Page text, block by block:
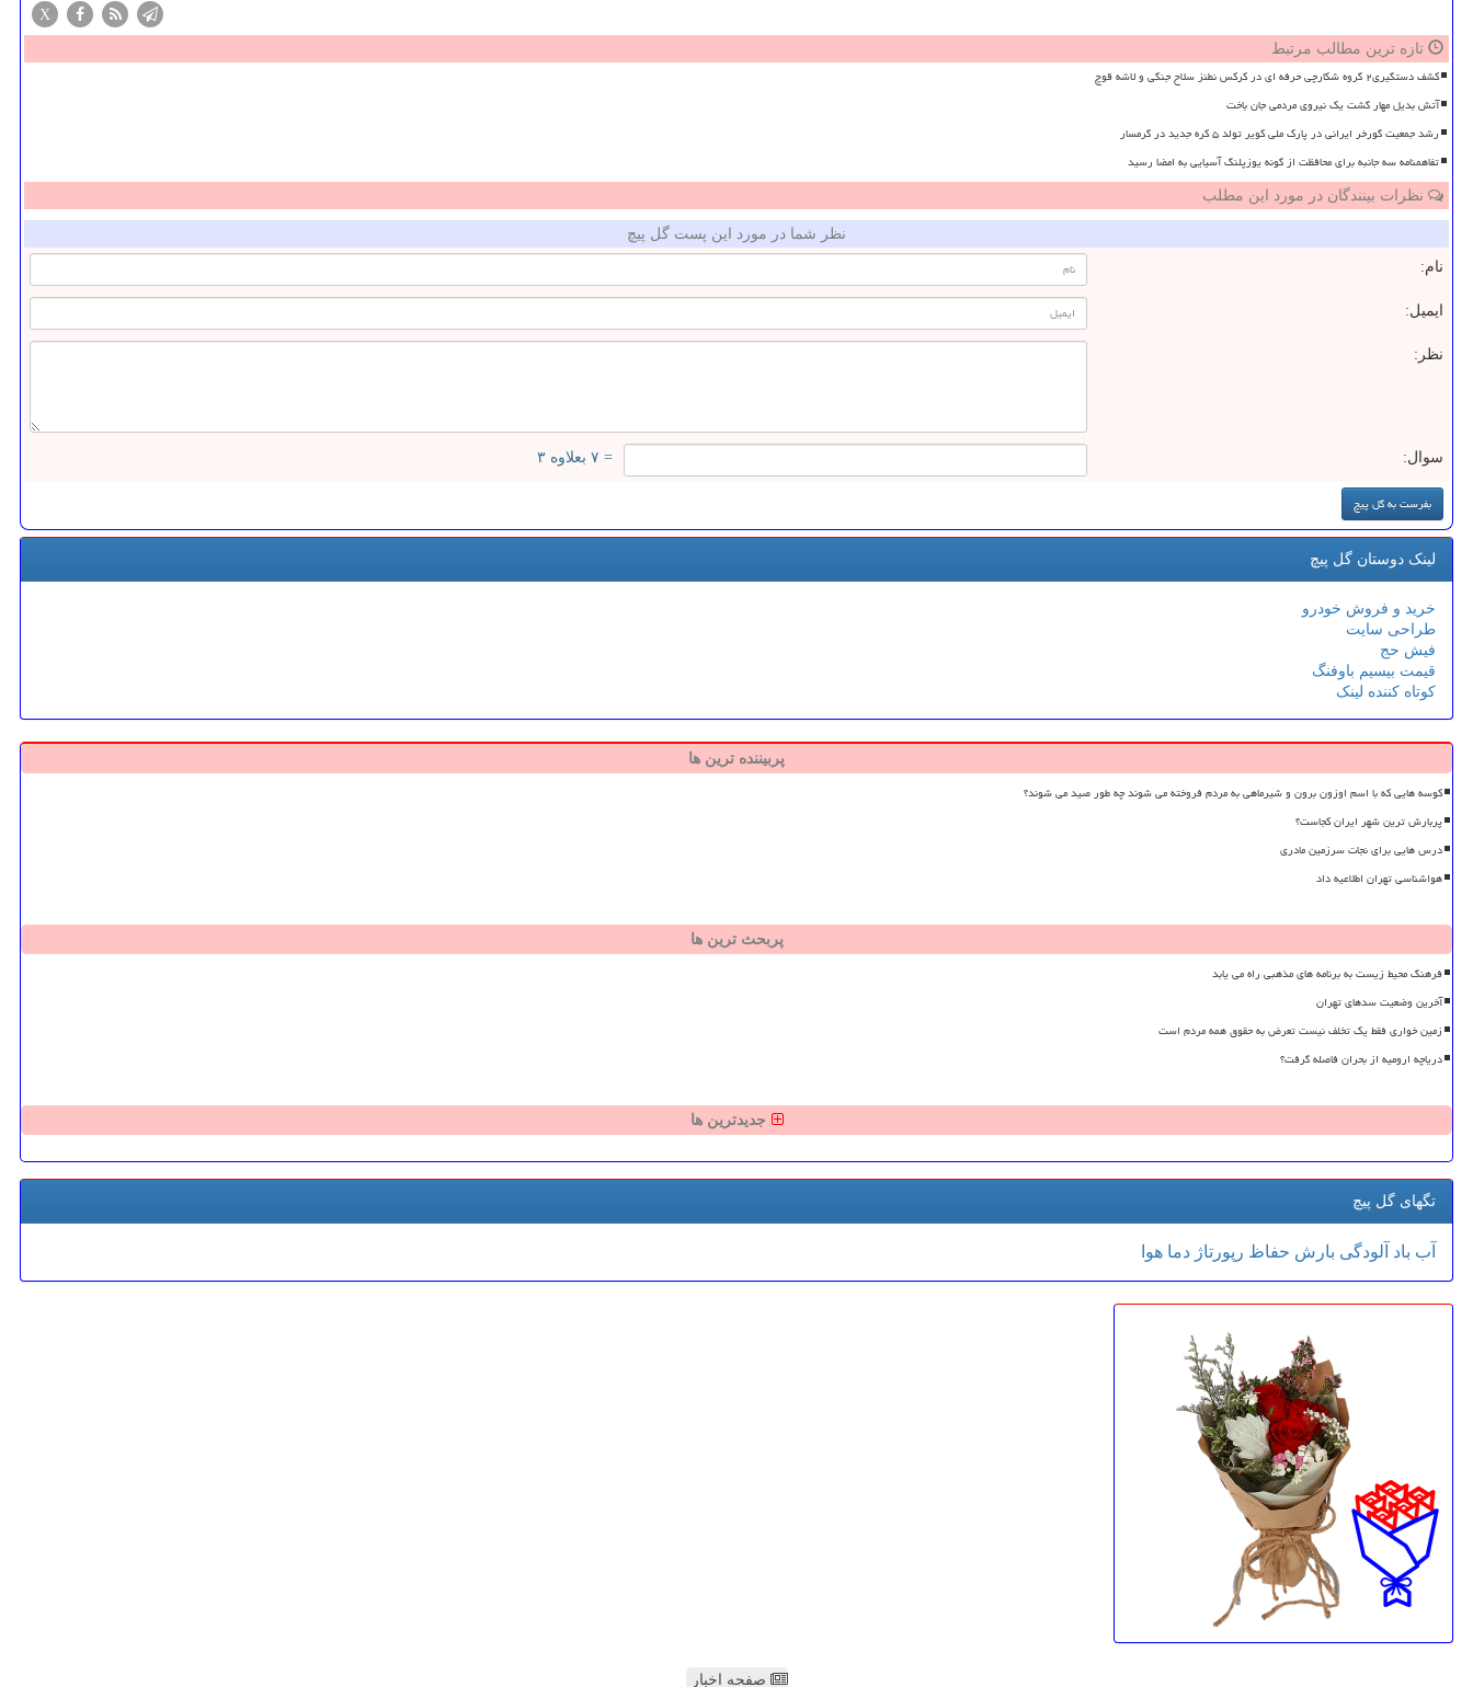
X
تازه ترین مطالب مرتبط
کشف دستگیری۲ گروه شکارچی حرفه ای در کرکس نطنز سلاح جنگی و لاشه قوچ
آتش بدیل مهار گشت یک نیروی مردمی جان باخت
رشد جمعیت گورخر ایرانی در پارک ملی کویر تولد ۵ کره جدید در گرمسار
تفاهمنامه سه جانبه برای محافظت از گونه یوزپلنگ آسیایی به امضا رسید
نظرات بینندگان در مورد این مطلب
نظر شما در مورد این پست گل پیچ
نام:
ایمیل:
نظر:
سوال: = ۷ بعلاوه ۳
لینک دوستان گل پیچ
خرید و فروش خودرو
طراحی سایت
فیش حج
قیمت بیسیم باوفنگ
کوتاه کننده لینک
پربیننده ترین ها
کوسه هایی که با اسم اوزون برون و شیرماهی به مردم فروخته می شوند چه طور صید می شوند؟
پربارش ترین شهر ایران کجاست؟
درس هایی برای نجات سرزمین مادری
هواشناسی تهران اطلاعیه داد
پربحث ترین ها
فرهنگ محیط زیست به برنامه های مذهبی راه می یابد
آخرین وضعیت سدهای تهران
زمین خواری فقط یک تخلف نیست تعرض به حقوق همه مردم است
دریاچه ارومیه از بحران فاصله گرفت؟
جدیدترین ها
تگهای گل پیچ
آب باد آلودگی بارش حفاظ رپورتاژ دما هوا
صفحه اخبار